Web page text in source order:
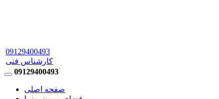
09129400493
کارشناس فنی
09129400493
صفحه اصلی